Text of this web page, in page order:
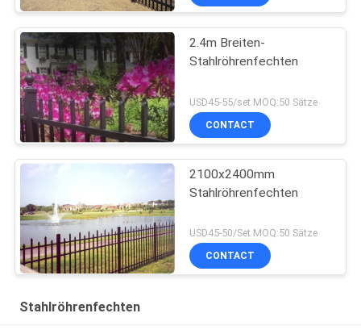
2.4m Breiten-
Stahlröhrenfechten
USD45-55/set MOQ:50 Sätze
CONTACT
2100x2400mm
Stahlröhrenfechten
USD45-50/Set MOQ:50 Sätze
CONTACT
Stahlröhrenfechten